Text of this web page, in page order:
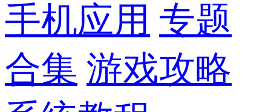
手机应用 专题
合集 游戏攻略